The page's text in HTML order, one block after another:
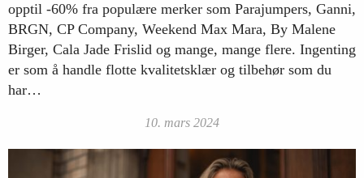
opptil -60% fra populære merker som Parajumpers, Ganni,
BRGN, CP Company, Weekend Max Mara, By Malene
Birger, Cala Jade Frislid og mange, mange flere. Ingenting
er som å handle flotte kvalitetsklær og tilbehør som du
har…
10. mars 2024